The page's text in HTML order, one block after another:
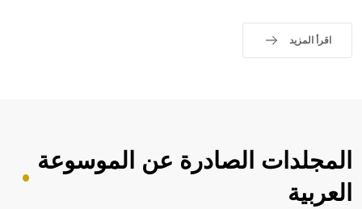
اقرأ المزيد
المجلدات الصادرة عن الموسوعة
العربية